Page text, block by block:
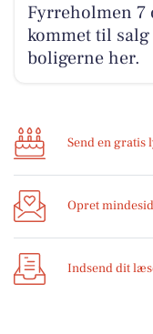
Fyrreholmen 7
kommet til
boligerne her.
Send en gratis
Opret
Indsend dit